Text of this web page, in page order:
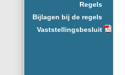
Regels
Bijlagen bij de regels
Vaststellingsbesluit